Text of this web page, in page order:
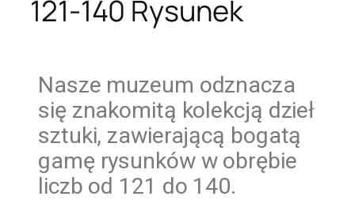
121-140 Rysunek
Nasze muzeum odznacza
się znakomitą kolekcją dzieł
sztuki, zawierającą bogatą
gamę rysunków w obrębie
liczb od 121 do 140.